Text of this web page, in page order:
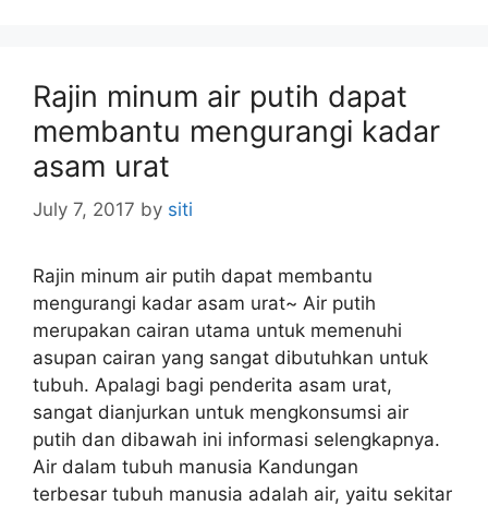
i
e
Rajin minum air putih dapat
membantu mengurangi kadar
asam urat
July 7, 2017 by siti
Rajin minum air putih dapat membantu
mengurangi kadar asam urat~ Air putih
merupakan cairan utama untuk memenuhi
asupan cairan yang sangat dibutuhkan untuk
tubuh. Apalagi bagi penderita asam urat,
sangat dianjurkan untuk mengkonsumsi air
putih dan dibawah ini informasi selengkapnya.
Air dalam tubuh manusia Kandungan
terbesar tubuh manusia adalah air, yaitu sekitar